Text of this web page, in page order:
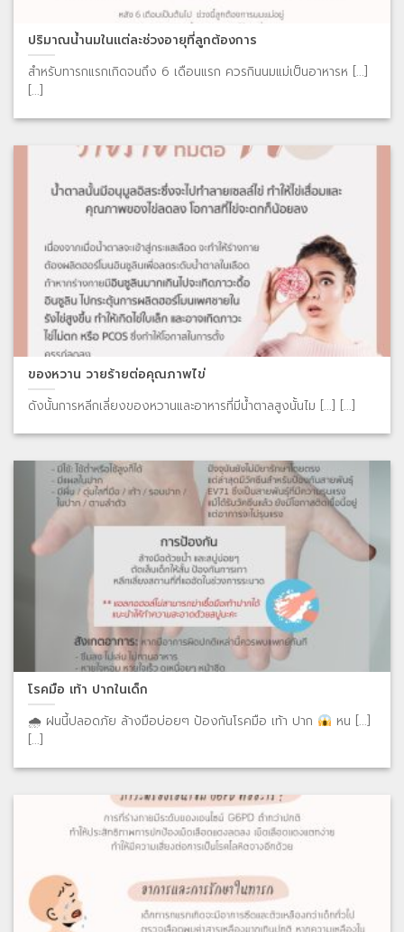
ปริมาณน้ำนมในแต่ละช่วงอายุที่ลูกต้องการ
สำหรับทารกแรกเกิดจนถึง 6 เดือนแรก ควรกินนมแม่เป็นอาหารห [...]
[...]
ของหวาน วายร้ายต่อคุณภาพไข่
ดังนั้นการหลีกเลี่ยงของหวานและอาหารที่มีน้ำตาลสูงนั้นไม [...] [...]
โรคมือ เท้า ปากในเด็ก
🌧 ฝนนี้ปลอดภัย ล้างมือบ่อยๆ ป้องกันโรคมือ เท้า ปาก
หน [...]
[...]